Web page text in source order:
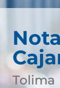
Tolima